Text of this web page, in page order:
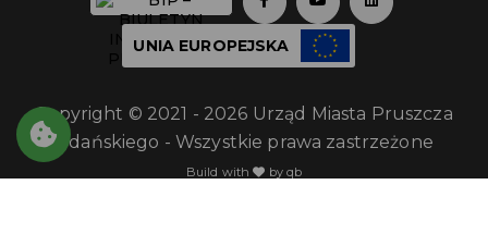
UNIA EUROPEJSKA
Copyright © 2021 - 2026 Urząd Miasta Pruszcza
Gdańskiego - Wszystkie prawa zastrzeżone
Build with by qb